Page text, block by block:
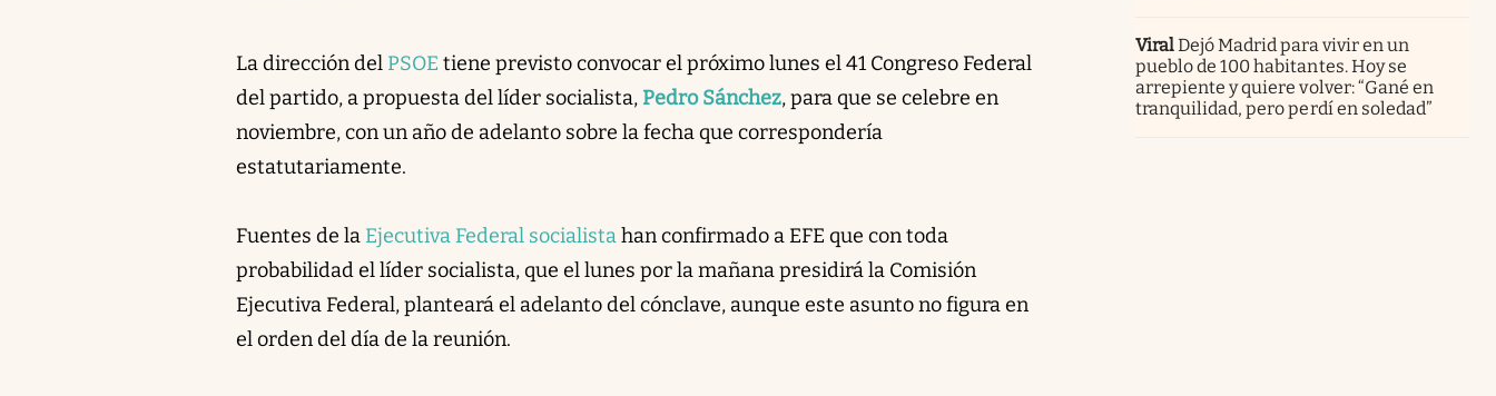
La dirección del PSOE tiene previsto convocar el próximo lunes el 41 Congreso Federal
del partido, a propuesta del líder socialista,Pedro Sánchez, para que se celebre en
noviembre, con un año de adelanto sobre la fecha que correspondería
estatutariamente.
Fuentes de la Ejecutiva Federal socialistahan confirmado a EFE que con toda
probabilidad el líder socialista, que el lunes por la mañana presidirá la Comisión
Ejecutiva Federal, planteará el adelanto del cónclave, aunque este asunto no figura en
el orden del día de la reunión.
ViralDejó Madrid para vivir en un
pueblo de 100 habitantes. Hoy se
arrepiente y quiere volver: “Gané en
tranquilidad, pero perdí en soledad”